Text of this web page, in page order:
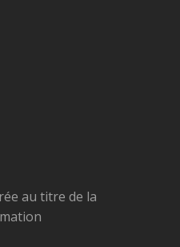
au titre de la